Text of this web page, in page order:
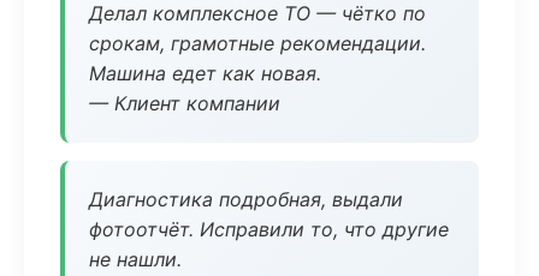
Делал комплексное ТО — чётко по
срокам, грамотные рекомендации.
Машина едет как новая.
— Клиент компании
Диагностика подробная, выдали
фотоотчёт. Исправили то, что другие
не нашли.